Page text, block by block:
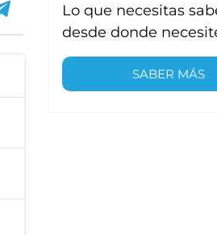
Lo que necesitas
desde donde
SABER MÁS